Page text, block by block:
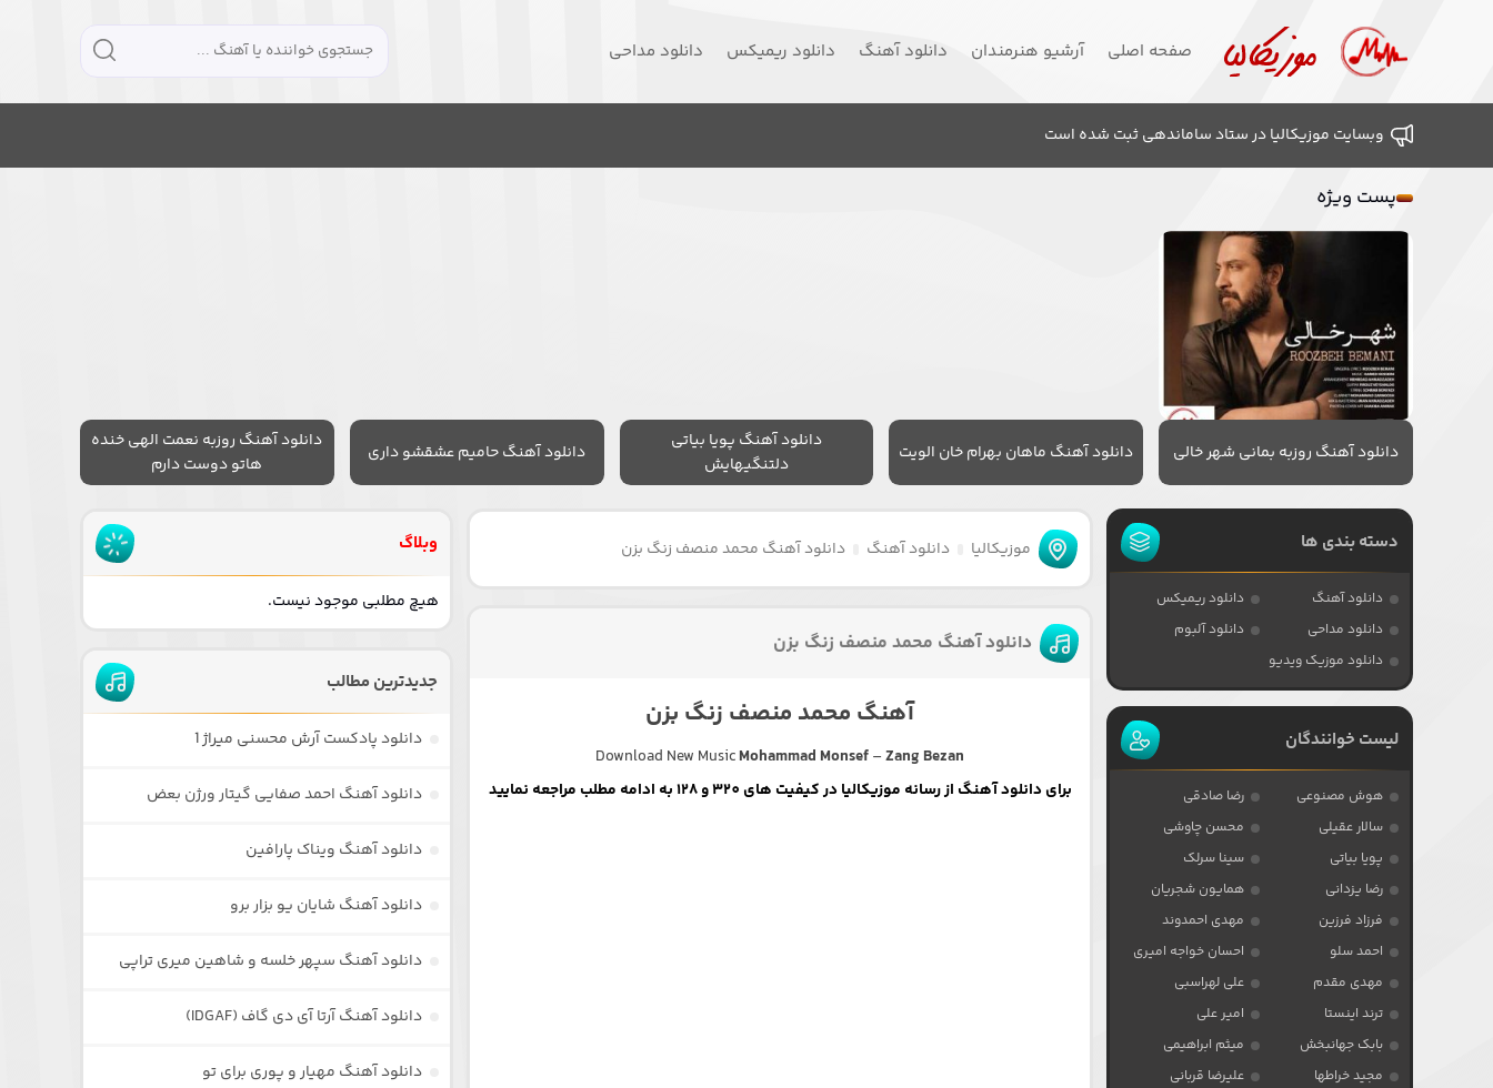
صفحه اصلی آرشیو هنرمندان دانلود آهنگ دانلود ریمیکس دانلود مداحی
وبسایت موزیکالیا در ستاد ساماندهی ثبت شده است
پست ویژه
دانلود آهنگ روزبه بمانی شهر خالی دانلود آهنگ ماهان بهرام خان الویت
دانلود آهنگ پویا بیاتی
دلتنگیهایش
دانلود آهنگ حامیم عشقشو داری
دانلود آهنگ روزبه نعمت الهی خنده
هاتو دوست دارم
موزیکالیا دانلود آهنگ دانلود آهنگ محمد منصف زنگ بزن
دانلود آهنگ محمد منصف زنگ بزن
آهنگ محمد منصف زنگ بزن
Download New MusicMohammad Monsef–Zang Bezan
برای دانلود آهنگ از رسانه موزیکالیا در کیفیت های 320 و 128 به ادامه مطلب مراجعه نمایید
دسته بندی ها
دانلود آهنگ
دانلود ریمیکس
دانلود مداحی
دانلود آلبوم
دانلود موزیک ویدیو
لیست خوانندگان
هوش مصنوعی
رضا صادقی
سالار عقیلی
محسن چاوشی
پویا بیاتی
سینا سرلک
رضا یزدانی
همایون شجریان
فرزاد فرزین
مهدی احمدوند
احمد سلو
احسان خواجه امیری
مهدی مقدم
علی لهراسبی
ترند اینستا
امیر علی
بابک جهانبخش
میثم ابراهیمی
مجید خراطها
علیرضا قربانی
وبلاگ
هیچ مطلبی موجود نیست.
جدیدترین مطالب
دانلود پادکست آرش محسنی میراژ 1
دانلود آهنگ احمد صفایی گیتار ورژن بعض
دانلود آهنگ ویناک پارافین
دانلود آهنگ شایان یو بزار برو
دانلود آهنگ سپهر خلسه و شاهین میری تراپی
دانلود آهنگ آرتا آی دی گاف (IDGAF)
دانلود آهنگ مهیار و پوری برای تو